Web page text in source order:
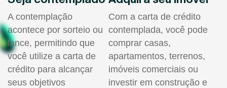
A contemplação
acontece por sorteio ou
lance, permitindo que
você utilize a carta de
crédito para alcançar
seus objetivos
Com a carta de crédito
contemplada, você pode
comprar casas,
apartamentos, terrenos,
imóveis comerciais ou
investir em construção e